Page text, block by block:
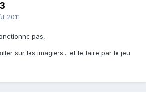
2011
pas,
sur les imagiers... et le faire par le jeu